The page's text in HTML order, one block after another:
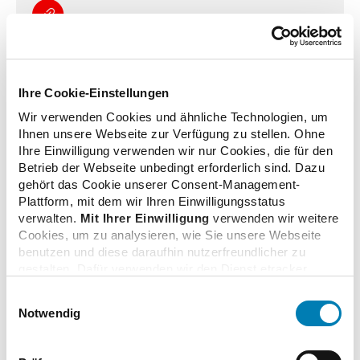
Ihre Cookie-Einstellungen
Wir verwenden Cookies und ähnliche Technologien, um
Ihnen unsere Webseite zur Verfügung zu stellen. Ohne
Ihre Einwilligung verwenden wir nur Cookies, die für den
Betrieb der Webseite unbedingt erforderlich sind. Dazu
gehört das Cookie unserer Consent-Management-
Plattform, mit dem wir Ihren Einwilligungsstatus
verwalten. Mit Ihrer Einwilligung verwenden wir weitere
Cookies, um zu analysieren, wie Sie unsere Webseite
benutzen und diese daraufhin nutzerfreundlicher zu
Adresse und Ihr Surfverhalten verarbeitet. Mit einem
Klick auf „Cookies zulassen“ stimmen Sie der
erforderlichen Cookies zu. Über die Schaltfläche „Nur
Notwendig
Bundesländern
GKV-Finanzstabilisierungsgesetz bedeutet weitere
acht Prozent Minus für Apotheken
28.09.2022
Spargesetz verschärft angespannte personelle und
wirtschaftliche Situation in Apotheken